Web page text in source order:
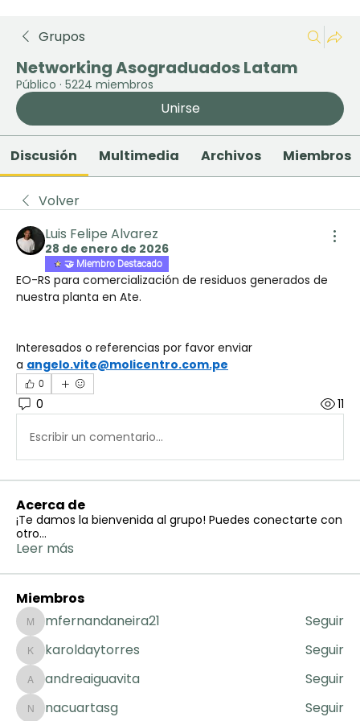
Grupos
Networking Asograduados Latam
Público · 5224 miembros
Unirse
Discusión Multimedia Archivos Miembros
Volver
Luis Felipe Alvarez
28 de enero de 2026
🤝 Miembro Destacado
EO-RS para comercialización de residuos generados de
nuestra planta en Ate.
Interesados o referencias por favor enviar
a angelo.vite@molicentro.com.pe
0
0 11
Escribir un comentario...
Acerca de
¡Te damos la bienvenida al grupo! Puedes conectarte con
otro...
Leer más
Miembros
mfernandaneira21
mfernandaneira21 Seguir
karoldaytorres
karoldaytorres Seguir
andreaiguavita
andreaiguavita Seguir
nacuartasg
nacuartasg Seguir